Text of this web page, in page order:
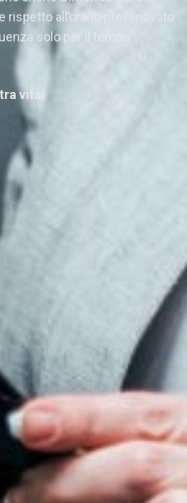
all’orario preventivato
solo per il tempo
vita!